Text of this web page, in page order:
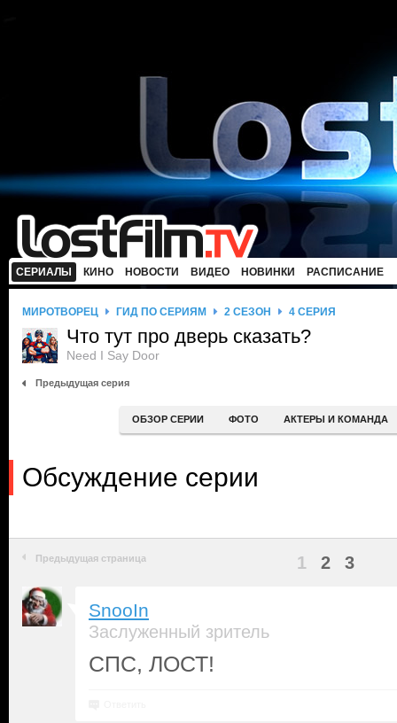
СЕРИАЛЫ КИНО НОВОСТИ ВИДЕО НОВИНКИ РАСПИСАНИЕ
МИРОТВОРЕЦ ГИД ПО СЕРИЯМ 2 СЕЗОН 4 СЕРИЯ
Что тут про дверь сказать?
Need I Say Door
Предыдущая серия
ОБЗОР СЕРИИ ФОТО АКТЕРЫ И КОМАНДА
Обсуждение серии
Предыдущая страница 1 2 3
SnooIn
Заслуженный зритель
СПС, ЛОСТ!